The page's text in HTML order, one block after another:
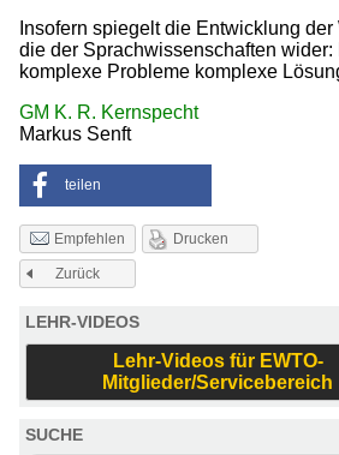
Insofern spiegelt die Entwicklung
die der Sprachwissenschaften wider:
komplexe Probleme komplexe
GM K. R. Kernspecht
Markus Senft
teilen
Empfehlen Drucken
Zurück
LEHR-VIDEOS
Lehr-Videos für EWTO-
Mitglieder/Servicebereich
SUCHE